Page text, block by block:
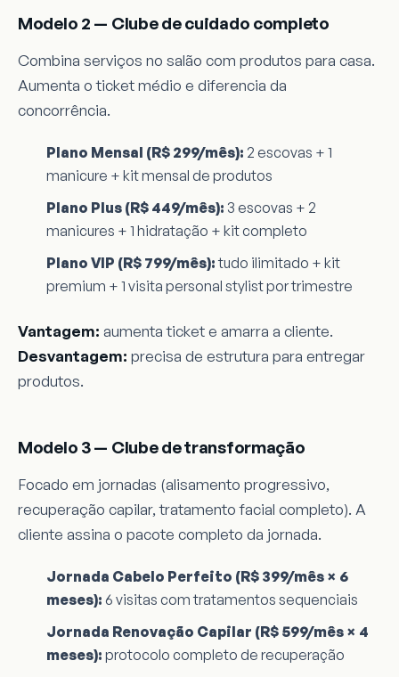
Modelo 2 — Clube de cuidado completo
Combina serviços no salão com produtos para casa.
Aumenta o ticket médio e diferencia da
concorrência.
Plano Mensal (R$ 299/mês): 2 escovas + 1
manicure + kit mensal de produtos
Plano Plus (R$ 449/mês): 3 escovas + 2
manicures + 1 hidratação + kit completo
Plano VIP (R$ 799/mês):tudo ilimitado + kit
premium + 1 visita personal stylist por trimestre
Vantagem: aumenta ticket e amarra a cliente.
Desvantagem: precisa de estrutura para entregar
produtos.
Modelo 3 — Clube de transformação
Focado em jornadas (alisamento progressivo,
recuperação capilar, tratamento facial completo). A
cliente assina o pacote completo da jornada.
Jornada Cabelo Perfeito (R$ 399/mês × 6
meses): 6 visitas com tratamentos sequenciais
Jornada Renovação Capilar (R$ 599/mês × 4
meses): protocolo completo de recuperação